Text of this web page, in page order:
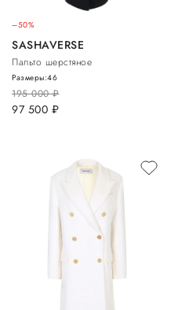
–50%
SASHAVERSE
Пальто шерстяное
195 000руб.
97 500 руб.
Размеры:46